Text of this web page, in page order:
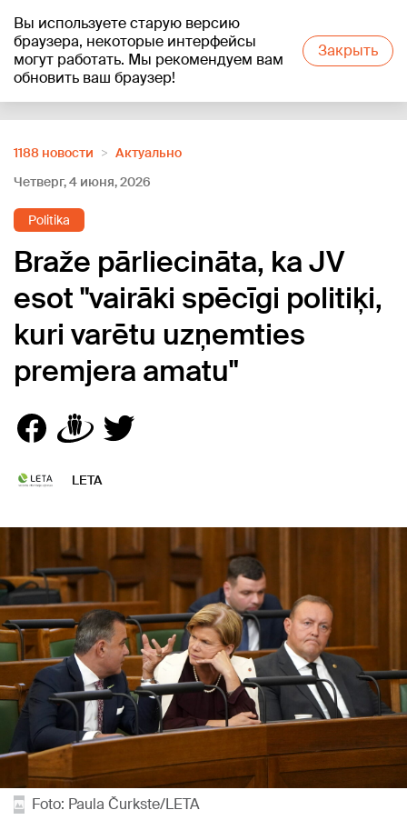
Вы используете старую версию
браузера, некоторые интерфейсы
могут работать. Мы рекомендуем вам
обновить ваш браузер!
Закрыть
+21°C
1188 новости
Актуально
Четверг, 4 июня, 2026
Politika
Braže pārliecināta, ka JV
esot "vairāki spēcīgi politiķi,
kuri varētu uzņemties
premjera amatu"
LETA
Foto: Paula Čurkste/LETA